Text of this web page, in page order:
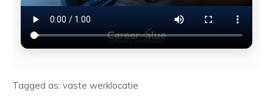
Tagged as: vaste werklocatie